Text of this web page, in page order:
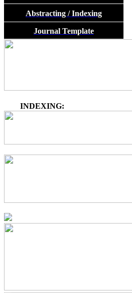
Abstracting / Indexing
Journal Template
INDEXING: